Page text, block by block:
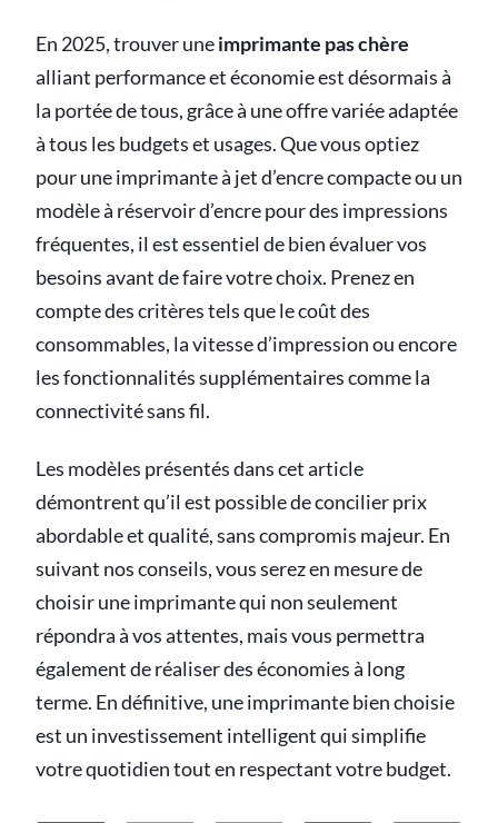
En 2025, trouver uneimprimante pas chère
alliant performance et économie est désormais à
la portée de tous, grâce à une offre variée adaptée
à tous les budgets et usages. Que vous optiez
pour une imprimante à jet d’encre compacte ou un
modèle à réservoir d’encre pour des impressions
fréquentes, il est essentiel de bien évaluer vos
besoins avant de faire votre choix. Prenez en
compte des critères tels que le coût des
consommables, la vitesse d’impression ou encore
les fonctionnalités supplémentaires comme la
connectivité sans fil.
Les modèles présentés dans cet article
démontrent qu’il est possible de concilier prix
abordable et qualité, sans compromis majeur. En
suivant nos conseils, vous serez en mesure de
choisir une imprimante qui non seulement
répondra à vos attentes, mais vous permettra
également de réaliser des économies à long
terme. En définitive, une imprimante bien choisie
est un investissement intelligent qui simplifie
votre quotidien tout en respectant votre budget.